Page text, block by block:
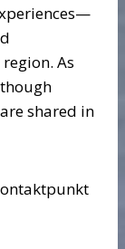
As
shared in